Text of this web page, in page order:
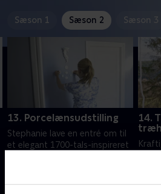
Sæson 1 Sæson 2 Sæson 3
13. Porcelænsudstilling
Stephanie lave en entré om til
et elegant 1700-tals-inspireret
29. marts 2022 • 43 min
14.